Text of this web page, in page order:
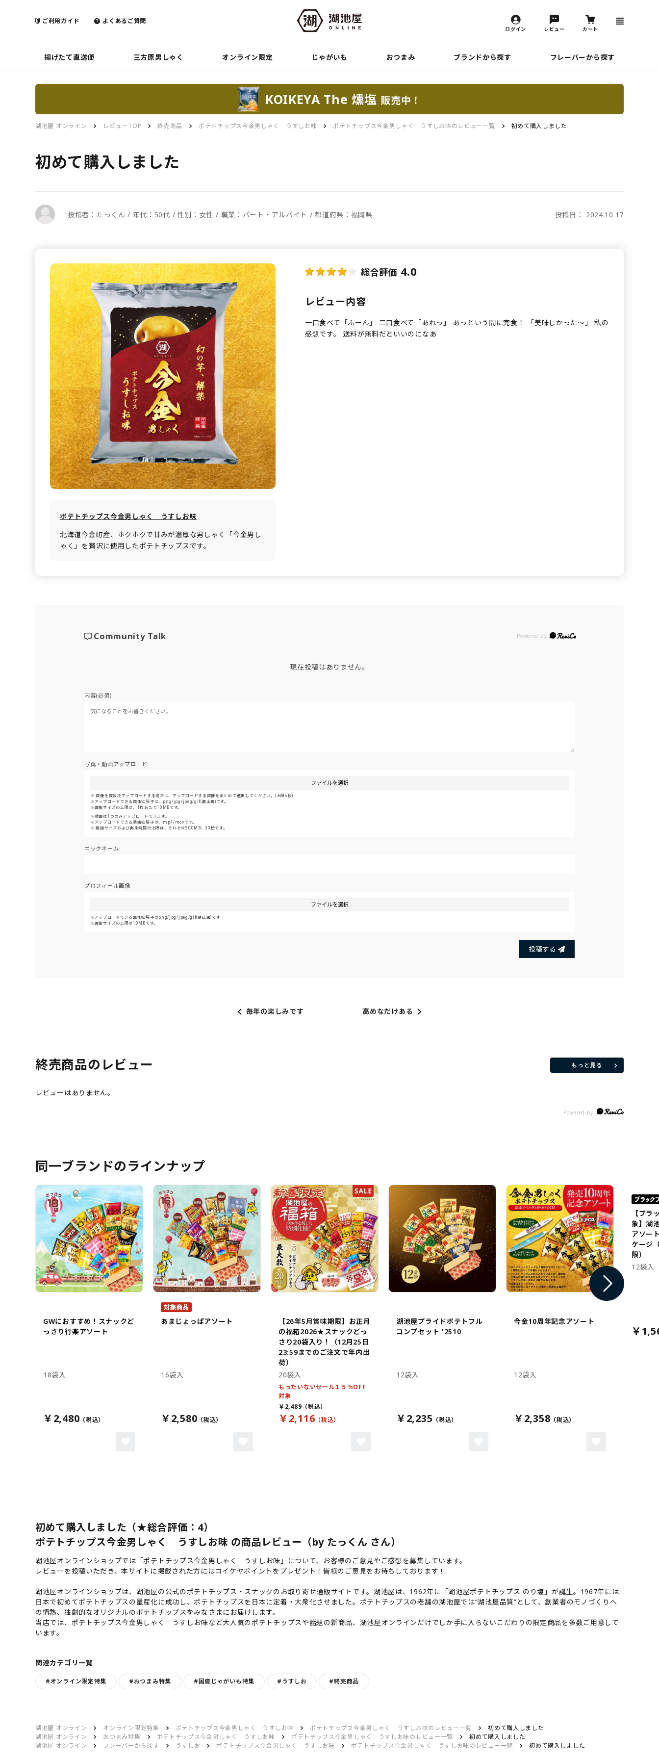
ご利用ガイド よくあるご質問
ログイン レビュー カート
揚げたて直送便 三方原男しゃく オンライン限定 じゃがいも おつまみ ブランドから探す フレーバーから探す
KOIKEYA The 燻塩 販売中！
湖池屋 オンライン レビューTOP 終売商品 ポテトチップス今金男しゃく うすしお味 ポテトチップス今金男しゃく うすしお味のレビュー一覧 初めて購入しました
初めて購入しました
投稿者：たっくん / 年代：50代 / 性別：女性 / 職業：パート・アルバイト / 都道府県：福岡県 投稿日： 2024.10.17
ポテトチップス今金男しゃく うすしお味
北海道今金町産、ホクホクで甘みが濃厚な男しゃく「今金男し
ゃく」を贅沢に使用したポテトチップスです。
総合評価 4.0
レビュー内容
一口食べて「ふーん」 二口食べて「あれっ」 あっという間に完食！ 「美味しかった～」 私の
感想です。 送料が無料だといいのになあ
Powered by
Community Talk
現在投稿はありません。
内容(必須)
写真・動画アップロード
ファイルを選択
画像を複数枚アップロードする場合は、アップロードする画像をまとめて選択してください。(上限5枚)
アップロードできる画像拡張子は、png/jpg/jpeg/gif(静止画)です。
画像サイズの上限は、1枚あたり10MBです。
動画は1つのみアップロードできます。
アップロードできる動画拡張子は、mp4/movです。
動画サイズおよび再生時間の上限は、それぞれ500MB、30秒です。
ニックネーム
プロフィール画像
ファイルを選択
アップロードできる画像拡張子はpng/jpg/jpeg/gif(静止画)です
画像サイズの上限は10MBです。
投稿する
毎年の楽しみです 高めなだけある
終売商品のレビュー もっと見る
同一ブランドのラインナップ
GWにおすすめ！スナックど
っさり行楽アソート
18袋入
￥2,480
あまじょっぱアソート
16袋入
￥2,580
【26年5月賞味期限】お正月
の福箱2026★スナックどっ
さり20袋入り！（12月25日
23:59までのご注文で年内出
荷）
20袋入
もったいないセール１５％OFF
対象
￥2,116
￥2,489
湖池屋プライドポテトフル
コンプセット '2510
12袋入
￥2,235
今金10周年記念アソート
12袋入
￥2,358
【ブラ
象】湖
アソー
ケージ
限）
12袋入
￥
初めて購入しました（★総合評価：4）
ポテトチップス今金男しゃく うすしお味 の商品レビュー（by たっくん さん）
湖池屋オンラインショップでは「ポテトチップス今金男しゃく うすしお味」について、お客様のご意見やご感想を募集しています。
レビューを投稿いただき、本サイトに掲載された方にはコイケヤポイントをプレゼント！皆様のご意見をお待ちしております！
湖池屋オンラインショップは、湖池屋の公式のポテトチップス・スナックのお取り寄せ通販サイトです。湖池屋は、1962年に「湖池屋ポテトチップス のり塩」が誕生。1967年には
日本で初めてポテトチップスの量産化に成功し、ポテトチップスを日本に定着・大衆化させました。ポテトチップスの老舗の湖池屋では“湖池屋品質”として、創業者のモノづくりへ
の情熱、独創的なオリジナルのポテトチップスをみなさまにお届けします。
当店では、ポテトチップス今金男しゃく うすしお味など大人気のポテトチップスや話題の新商品、湖池屋オンラインだけでしか手に入らないこだわりの限定商品を多数ご用意して
います。
関連カテゴリ一覧
#オンライン限定特集 #おつまみ特集 #国産じゃがいも特集 #うすしお #終売商品
湖池屋 オンライン オンライン限定特集 ポテトチップス今金男しゃく うすしお味 ポテトチップス今金男しゃく うすしお味のレビュー一覧
初めて購入しました
湖池屋 オンライン
おつまみ特集 ポテトチップス今金男しゃく うすしお味 ポテトチップス今金男しゃく うすしお味のレビュー一覧
初めて購入しました
湖池屋 オンライン
フレーバーから探す うすしお ポテトチップス今金男しゃく うすしお味 ポテトチップス今金男しゃく うすしお味のレビュー一覧 初めて購入しました